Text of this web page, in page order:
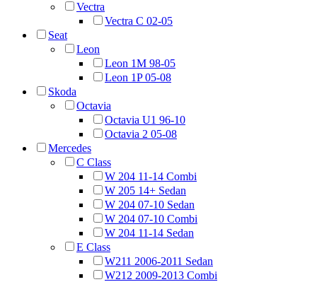
Vectra
Vectra C 02-05
Seat
Leon
Leon 1M 98-05
Leon 1P 05-08
Skoda
Octavia
Octavia U1 96-10
Octavia 2 05-08
Mercedes
C Class
W 204 11-14 Combi
W 205 14+ Sedan
W 204 07-10 Sedan
W 204 07-10 Combi
W 204 11-14 Sedan
E Class
W211 2006-2011 Sedan
W212 2009-2013 Combi